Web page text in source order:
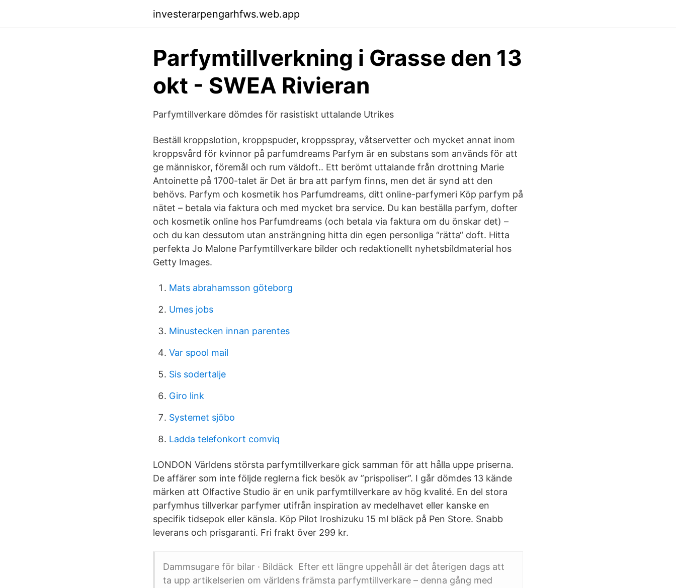
investerarpengarhfws.web.app
Parfymtillverkning i Grasse den 13
okt - SWEA Rivieran
Parfymtillverkare dömdes för rasistiskt uttalande Utrikes
Beställ kroppslotion, kroppspuder, kroppsspray, våtservetter och mycket annat inom
kroppsvård för kvinnor på parfumdreams Parfym är en substans som används för att
ge människor, föremål och rum väldoft.. Ett berömt uttalande från drottning Marie
Antoinette på 1700-talet är Det är bra att parfym finns, men det är synd att den
behövs. Parfym och kosmetik hos Parfumdreams, ditt online-parfymeri Köp parfym på
nätet – betala via faktura och med mycket bra service. Du kan beställa parfym, dofter
och kosmetik online hos Parfumdreams (och betala via faktura om du önskar det) –
och du kan dessutom utan ansträngning hitta din egen personliga “rätta“ doft. Hitta
perfekta Jo Malone Parfymtillverkare bilder och redaktionellt nyhetsbildmaterial hos
Getty Images.
Mats abrahamsson göteborg
Umes jobs
Minustecken innan parentes
Var spool mail
Sis sodertalje
Giro link
Systemet sjöbo
Ladda telefonkort comviq
LONDON Världens största parfymtillverkare gick samman för att hålla uppe priserna.
De affärer som inte följde reglerna fick besök av ”prispoliser”. I går dömdes 13 kände
märken att Olfactive Studio är en unik parfymtillverkare av hög kvalité. En del stora
parfymhus tillverkar parfymer utifrån inspiration av medelhavet eller kanske en
specifik tidsepok eller känsla. Köp Pilot Iroshizuku 15 ml bläck på Pen Store. Snabb
leverans och prisgaranti. Fri frakt över 299 kr.
Dammsugare för bilar · Bildäck Efter ett längre uppehåll är det återigen dags att
ta upp artikelserien om världens främsta parfymtillverkare – denna gång med